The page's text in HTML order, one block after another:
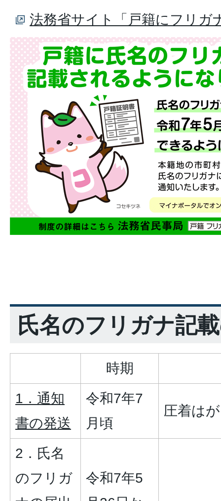
法務省サイト「戸籍にフリガ
氏名のフリガナ記
時期
1．通知
書の発送
令和7年7
月頃
圧着は
2．氏名
のフリガ
令和7年5